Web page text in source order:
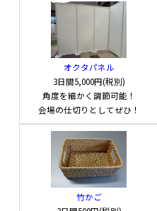
レンタル料金 3日間
無料見積
この商品のおすすめ
オクタパネル
3日間5,000円(税別)
角度を細かく調節可能！
会場の仕切りとしてぜひ！
竹かご